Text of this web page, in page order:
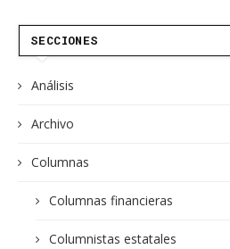
SECCIONES
Análisis
Archivo
Columnas
Columnas financieras
Columnistas estatales